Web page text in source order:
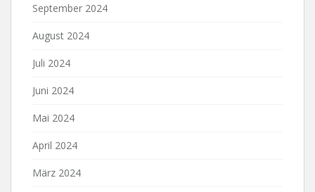
September 2024
August 2024
Juli 2024
Juni 2024
Mai 2024
April 2024
März 2024